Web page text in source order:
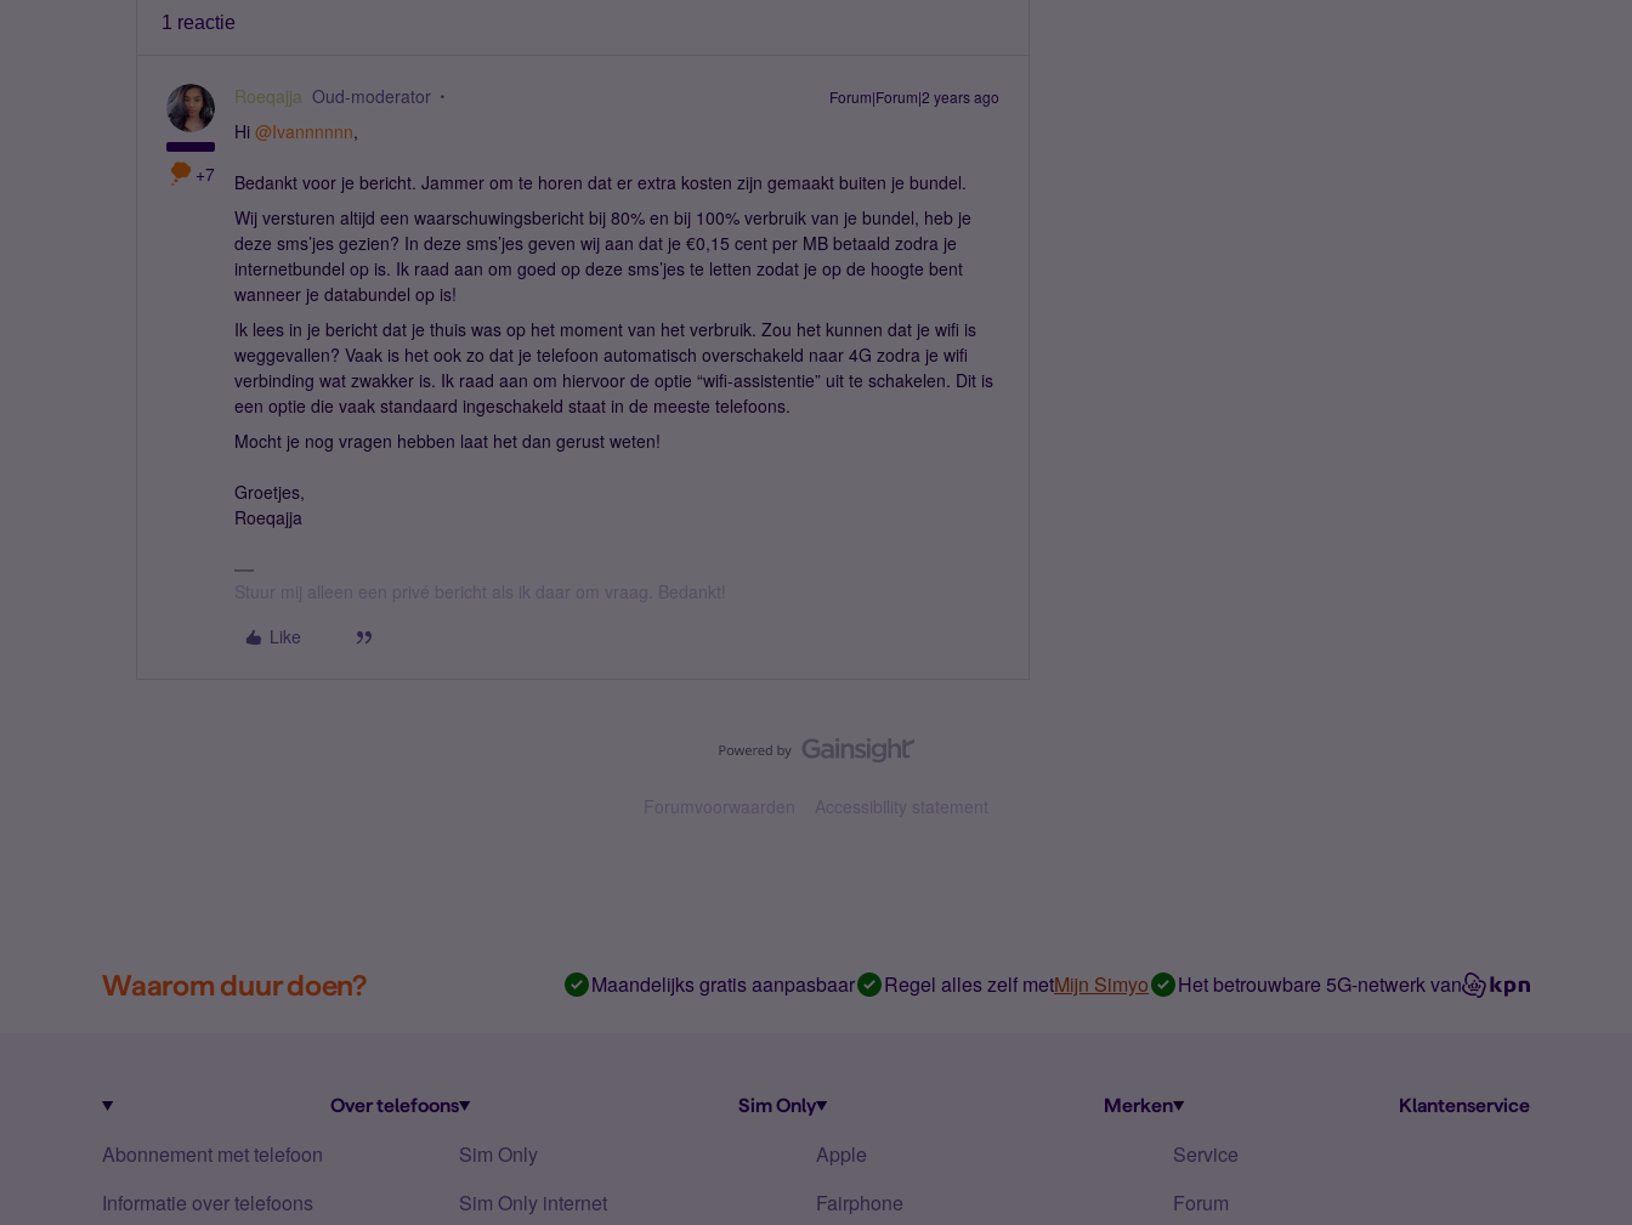
1 reactie
+7
Roeqajja Oud-moderator Forum|Forum|2 years ago
Hi @Ivannnnnn,
Bedankt voor je bericht. Jammer om te horen dat er extra kosten zijn gemaakt buiten je bundel.
Wij versturen altijd een waarschuwingsbericht bij 80% en bij 100% verbruik van je bundel, heb je
deze sms’jes gezien? In deze sms’jes geven wij aan dat je €0,15 cent per MB betaald zodra je
internetbundel op is. Ik raad aan om goed op deze sms’jes te letten zodat je op de hoogte bent
wanneer je databundel op is!
Ik lees in je bericht dat je thuis was op het moment van het verbruik. Zou het kunnen dat je wifi is
weggevallen? Vaak is het ook zo dat je telefoon automatisch overschakeld naar 4G zodra je wifi
verbinding wat zwakker is. Ik raad aan om hiervoor de optie “wifi-assistentie” uit te schakelen. Dit is
een optie die vaak standaard ingeschakeld staat in de meeste telefoons.
Mocht je nog vragen hebben laat het dan gerust weten!
Groetjes,
Roeqajja
Stuur mij alleen een privé bericht als ik daar om vraag. Bedankt!
Like
Forumvoorwaarden Accessibility statement
Waarom duur doen? Maandelijks gratis aanpasbaar Regel alles zelf metMijn Simyo Het betrouwbare 5G-netwerk van
Over telefoons
Abonnement met telefoon
Informatie over telefoons
Sim Only
Sim Only
Sim Only internet
Merken
Apple
Fairphone
Klantenservice
Service
Forum